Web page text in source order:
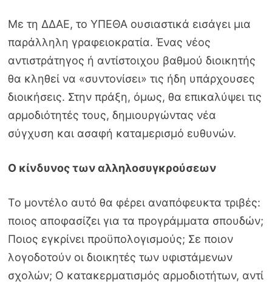
Με τη ΔΔΑΕ, το ΥΠΕΘΑ ουσιαστικά εισάγει μια
παράλληλη γραφειοκρατία. Ένας νέος
αντιστράτηγος ή αντίστοιχου βαθμού διοικητής
θα κληθεί να «συντονίσει» τις ήδη υπάρχουσες
διοικήσεις. Στην πράξη, όμως, θα επικαλύψει τις
αρμοδιότητές τους, δημιουργώντας νέα
σύγχυση και ασαφή καταμερισμό ευθυνών.
Ο κίνδυνος των αλληλοσυγκρούσεων
Το μοντέλο αυτό θα φέρει αναπόφευκτα τριβές:
ποιος αποφασίζει για τα προγράμματα σπουδών;
Ποιος εγκρίνει προϋπολογισμούς; Σε ποιον
λογοδοτούν οι διοικητές των υφιστάμενων
σχολών; Ο κατακερματισμός αρμοδιοτήτων, αντί